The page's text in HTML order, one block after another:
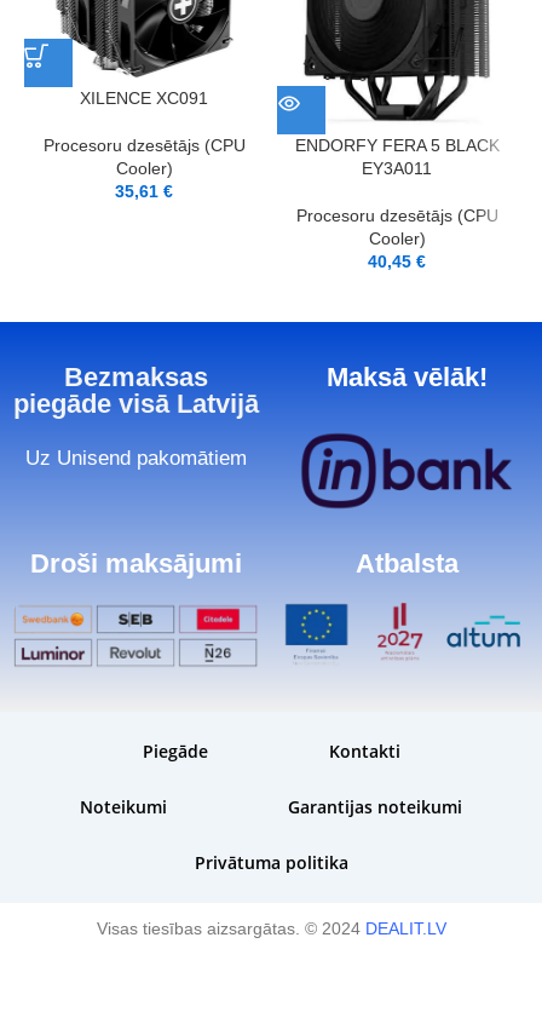
XILENCE XC091
Procesoru dzesētājs (CPU
Cooler)
35,61€
ENDORFY FERA 5 BLACK
EY3A011
Procesoru dzesētājs (CPU
Cooler)
40,45€
Bezmaksas
piegāde visā Latvijā
Uz Unisend pakomātiem
Maksā vēlāk!
Droši maksājumi Atbalsta
Piegāde Kontakti
Noteikumi Garantijas noteikumi
Privātuma politika
Visas tiesības aizsargātas. © 2024 DEALIT.LV